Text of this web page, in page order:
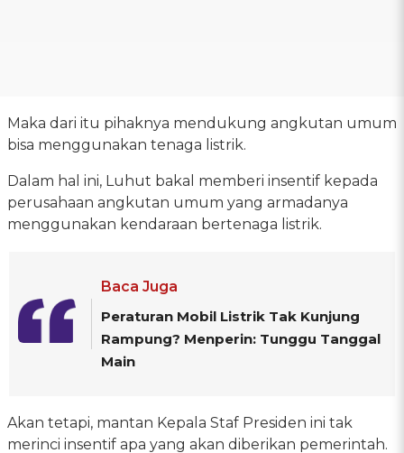
Maka dari itu pihaknya mendukung angkutan umum
bisa menggunakan tenaga listrik.
Dalam hal ini, Luhut bakal memberi insentif kepada
perusahaan angkutan umum yang armadanya
menggunakan kendaraan bertenaga listrik.
Baca Juga
Peraturan Mobil Listrik Tak Kunjung
Rampung? Menperin: Tunggu Tanggal
Main
Akan tetapi, mantan Kepala Staf Presiden ini tak
merinci insentif apa yang akan diberikan pemerintah.